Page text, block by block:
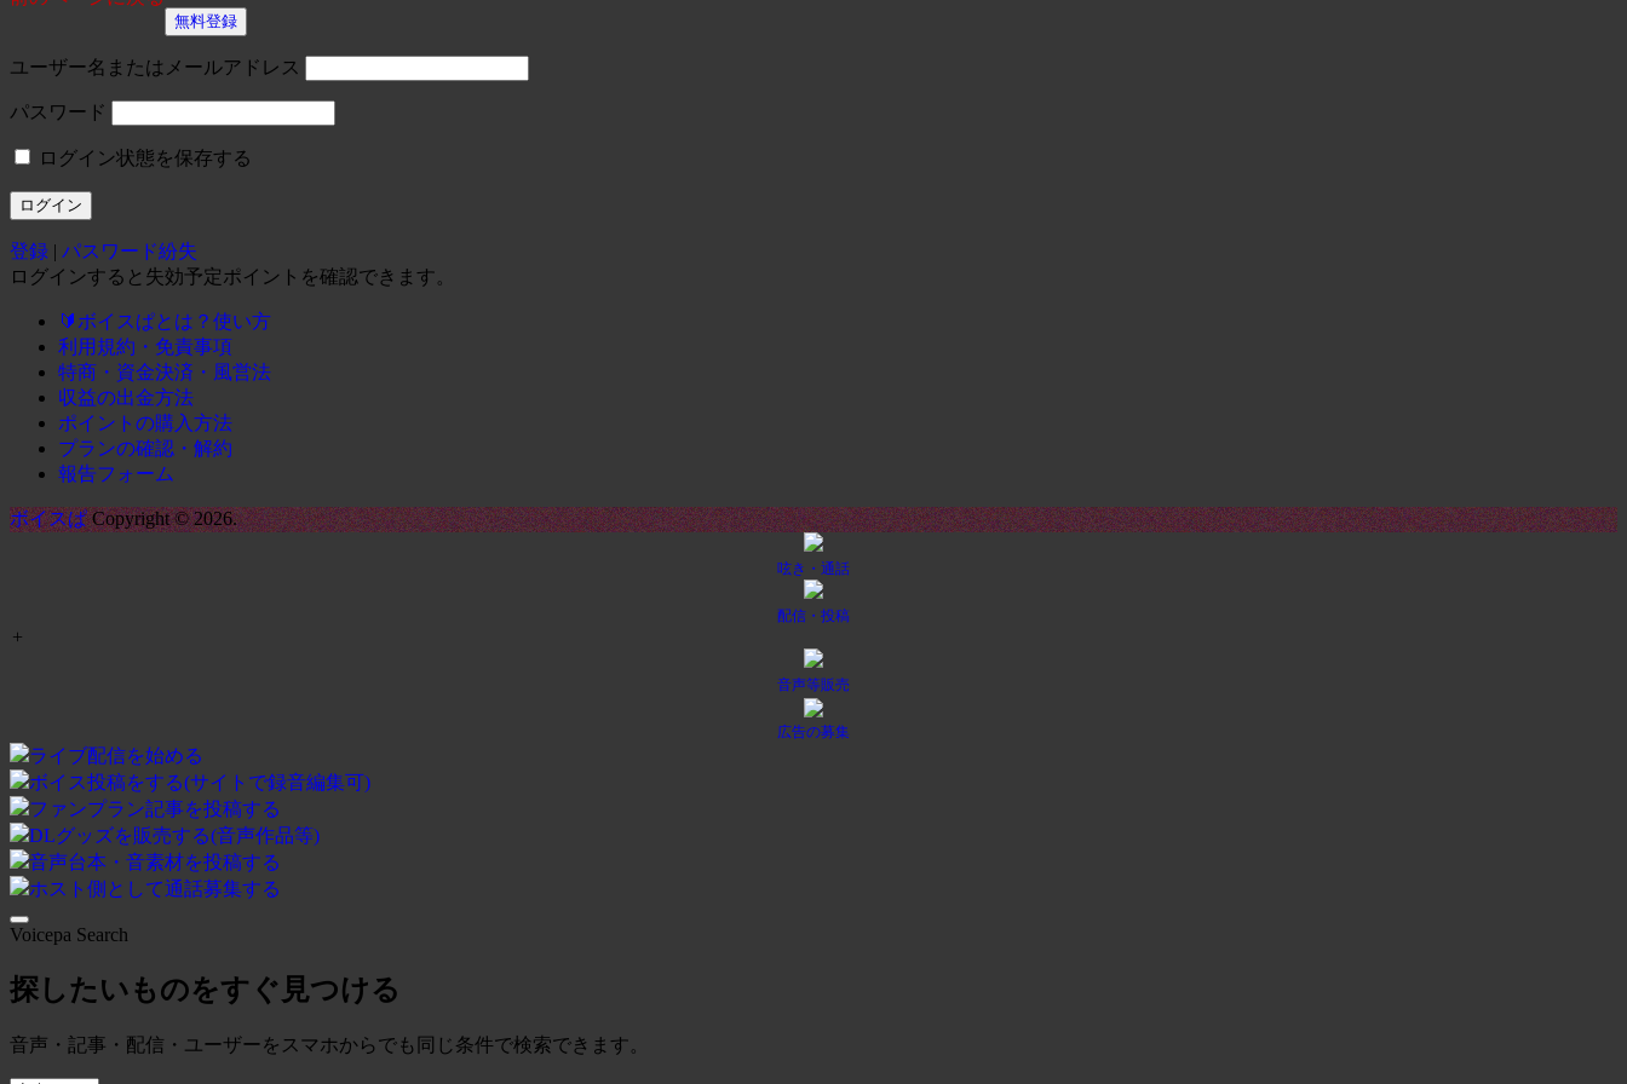
無料登録
ユーザー名またはメールアドレス
パスワード
ログイン状態を保存する
登録 | パスワード紛失
ログインすると失効予定ポイントを確認できます。
🔰ボイスぱとは？使い方
利用規約・免責事項
特商・資金決済・風営法
収益の出金方法
ポイントの購入方法
プランの確認・解約
報告フォーム
ボイスぱCopyright © 2026.
呟き・通話
配信・投稿
+
音声等販売
広告の募集
ライブ配信を始める
ボイス投稿をする(サイトで録音編集可)
ファンプラン記事を投稿する
DLグッズを販売する(音声作品等)
音声台本・音素材を投稿する
ホスト側として通話募集する
Voicepa Search
探したいものをすぐ見つける
音声・記事・配信・ユーザーをスマホからでも同じ条件で検索できます。